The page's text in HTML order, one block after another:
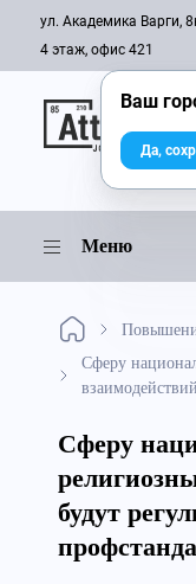
ул. Академика Варги,
4 этаж, офис 421
Меню
Сферу
Сферу
будут
Ваш
Да,